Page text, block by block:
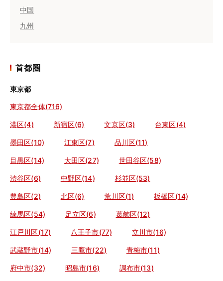
中国
九州
首都圏
東京都
東京都全体(716)
港区(4) 新宿区(6) 文京区(3) 台東区(4)
墨田区(10) 江東区(7) 品川区(11)
目黒区(14) 大田区(27) 世田谷区(58)
渋谷区(6) 中野区(14) 杉並区(53)
豊島区(2) 北区(6) 荒川区(1) 板橋区(14)
練馬区(54) 足立区(6) 葛飾区(12)
江戸川区(17) 八王子市(77) 立川市(16)
武蔵野市(14) 三鷹市(22) 青梅市(11)
府中市(32) 昭島市(16) 調布市(13)